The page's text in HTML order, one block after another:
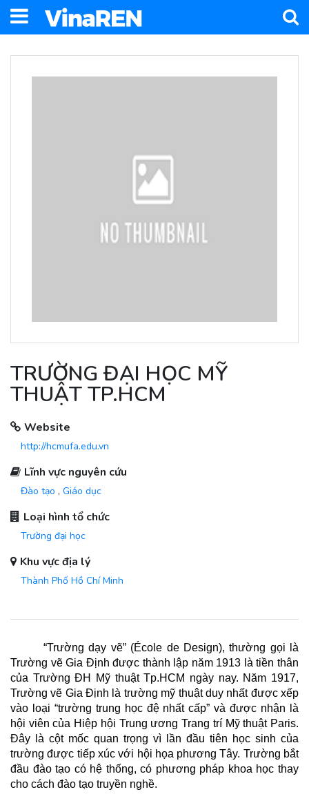
TRƯỜNG ĐẠI HỌC MỸ
THUẬT TP.HCM
Website
http://hcmufa.edu.vn
Lĩnh vực nguyên cứu
Đào tạo , Giáo dục
Loại hình tổ chức
Trường đại học
Khu vực địa lý
Thành Phố Hồ Chí Minh
“Trường dạy vẽ” (École de Design), thường gọi là
Trường vẽ Gia Định được thành lập năm 1913 là tiền thân
của Trường ĐH Mỹ thuật Tp.HCM ngày nay. Năm 1917,
Trường vẽ Gia Định là trường mỹ thuật duy nhất được xếp
vào loại “trường trung học đệ nhất cấp” và được nhận là
hội viên của Hiệp hội Trung ương Trang trí Mỹ thuật Paris.
Đây là cột mốc quan trọng vì lần đầu tiên học sinh của
trường được tiếp xúc với hội họa phương Tây. Trường bắt
đầu đào tạo có hệ thống, có phương pháp khoa học thay
cho cách đào tạo truyền nghề.